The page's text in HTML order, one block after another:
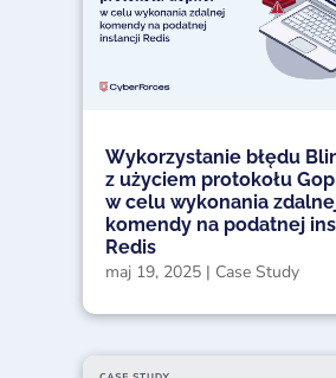
Wykorzystanie błędu
z użyciem protokołu
w celu wykonania
komendy na podatnej
Redis
maj 19, 2025 | Case Study